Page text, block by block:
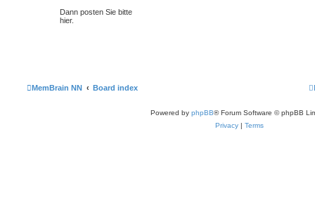
Dann posten Sie bitte
hier.
MemBrain NN Board index
Powered by phpBB® Forum Software © phpBB
Privacy | Terms